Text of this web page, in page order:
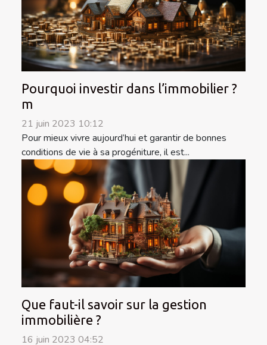
Pourquoi investir dans l’immobilier ?
m
21 juin 2023 10:12
Pour mieux vivre aujourd’hui et garantir de bonnes
conditions de vie à sa progéniture, il est...
Que faut-il savoir sur la gestion
immobilière ?
16 juin 2023 04:52